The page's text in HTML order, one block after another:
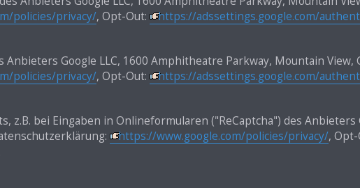
policies/privacy/, Opt-Out: https://adssettings.google.com/
Google LLC, 1600 Amphitheatre Parkway, Mountain View,
policies/privacy/, Opt-Out: https://adssettings.google.com/
z.B. bei Eingaben in Onlineformularen ("ReCaptcha") des Anbieters
https://www.google.com/policies/privacy/, Opt-